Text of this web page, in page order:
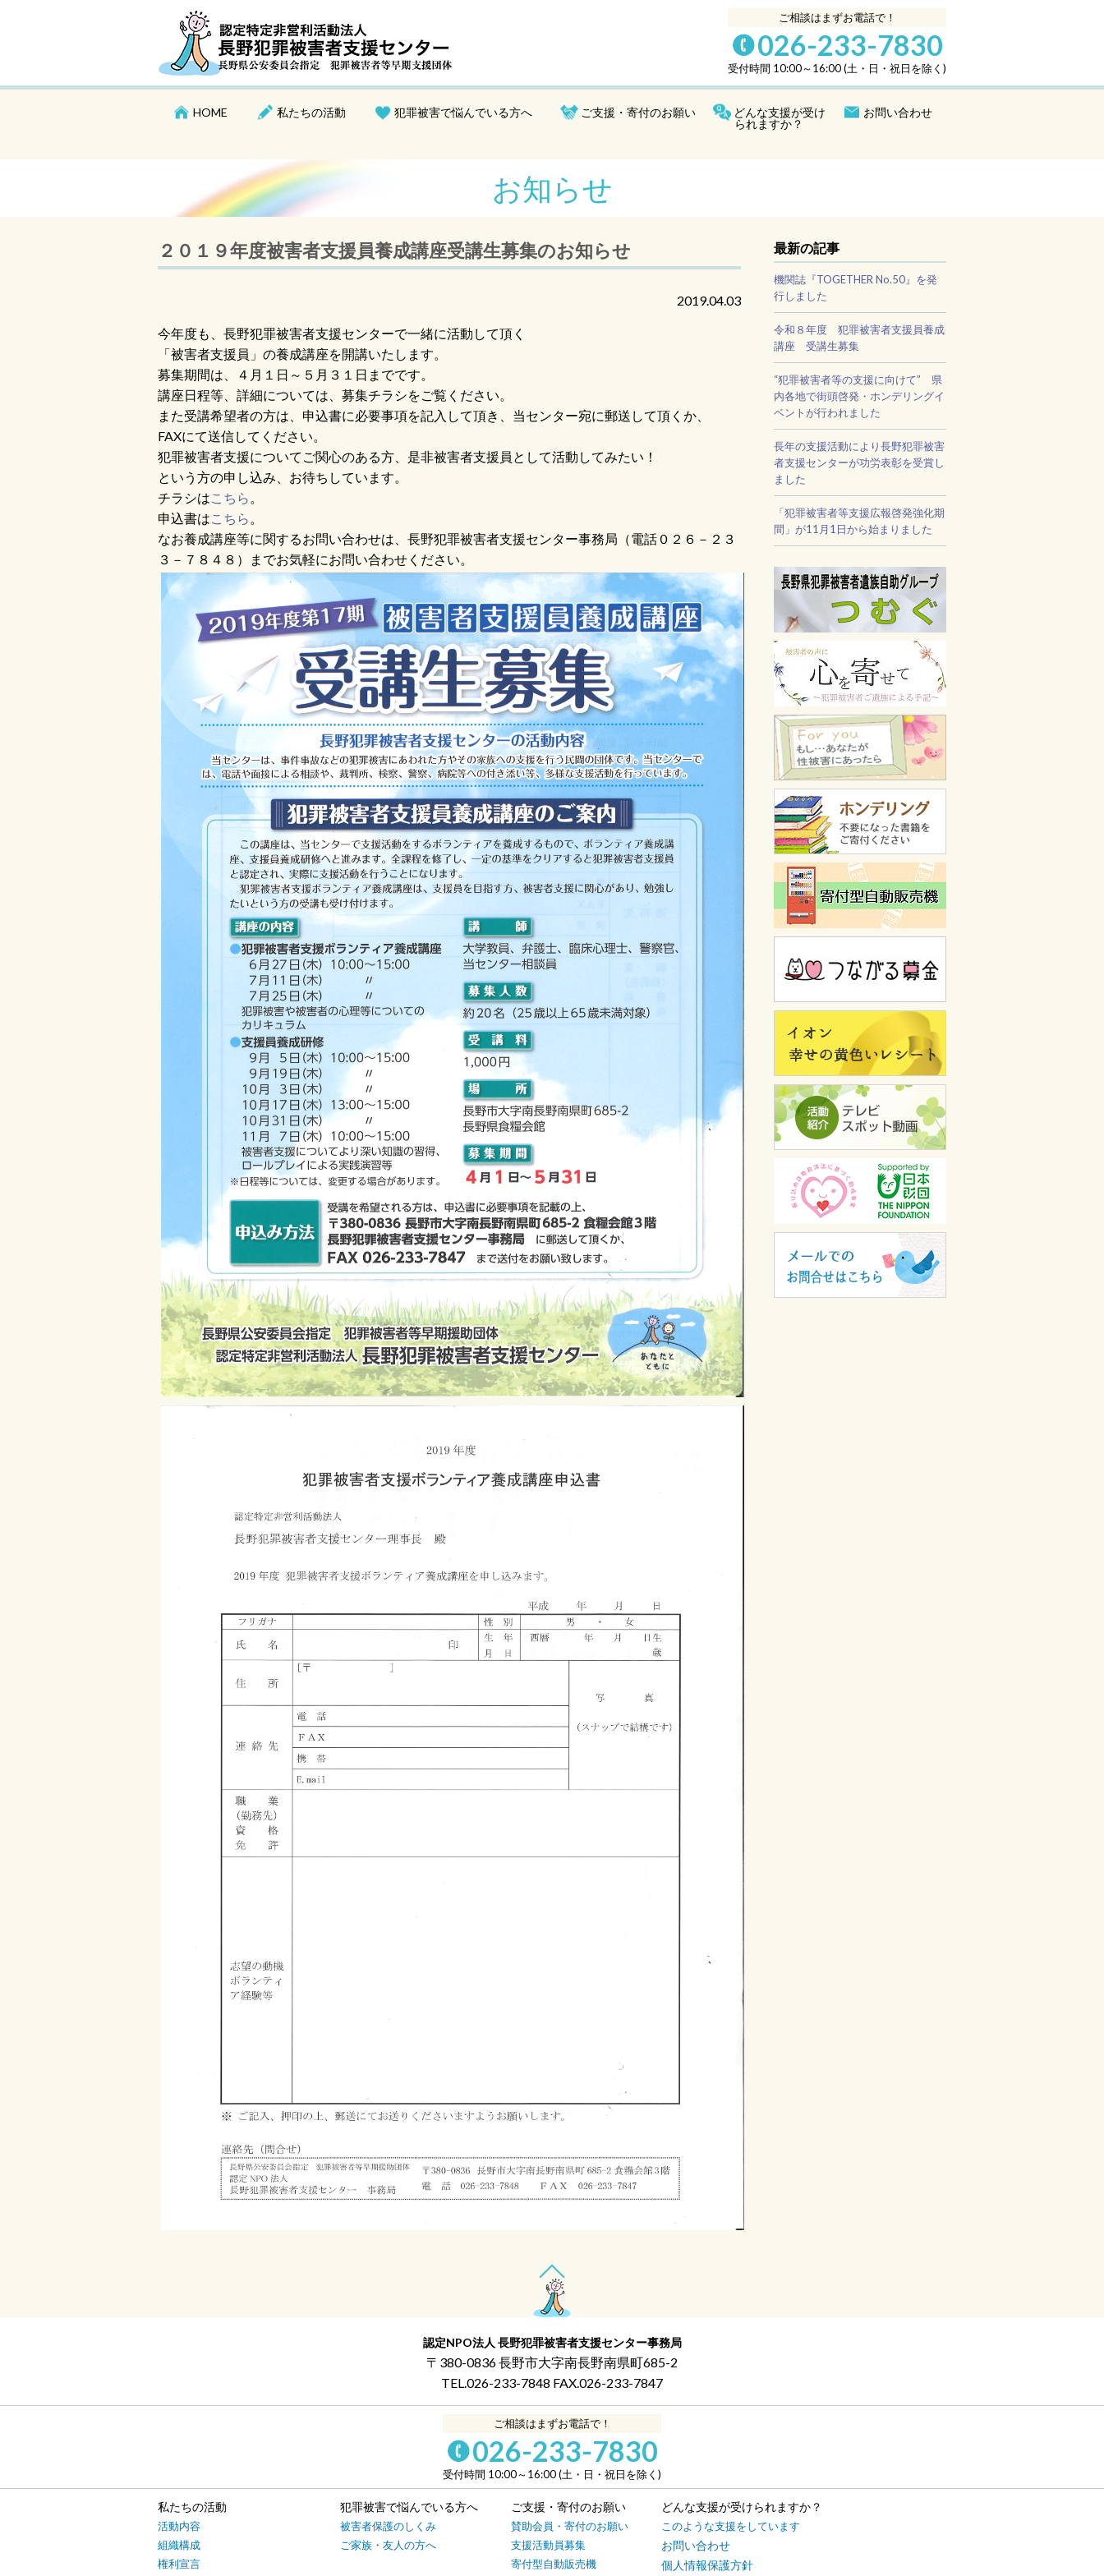
ご相談はまずお電話で！
026-233-7830
受付時間 10:00～16:00 (土・日・祝日を除く)
HOME 私たちの活動 犯罪被害で悩んでいる方へ ご支援・寄付のお願い
どんな支援が受け
られますか？
お問い合わせ
お知らせ
２０１９年度被害者支援員養成講座受講生募集のお知らせ
2019.04.03
今年度も、長野犯罪被害者支援センターで一緒に活動して頂く
「被害者支援員」の養成講座を開講いたします。
募集期間は、４月１日～５月３１日までです。
講座日程等、詳細については、募集チラシをご覧ください。
また受講希望者の方は、申込書に必要事項を記入して頂き、当センター宛に郵送して頂くか、
FAXにて送信してください。
犯罪被害者支援についてご関心のある方、是非被害者支援員として活動してみたい！
という方の申し込み、お待ちしています。
チラシはこちら 。
申込書はこちら 。
なお養成講座等に関するお問い合わせは、長野犯罪被害者支援センター事務局（電話０２６－２３
３－７８４８）までお気軽にお問い合わせください。
最新の記事
機関誌『TOGETHER No.50』を発
行しました
令和８年度 犯罪被害者支援員養成
講座 受講生募集
“犯罪被害者等の支援に向けて” 県
内各地で街頭啓発・ホンデリングイ
ベントが行われました
長年の支援活動により長野犯罪被害
者支援センターが功労表彰を受賞し
ました
「犯罪被害者等支援広報啓発強化期
間」が11月1日から始まりました
認定NPO法人 長野犯罪被害者支援センター事務局
〒380-0836 長野市大字南長野南県町685-2
TEL.026-233-7848 FAX.026-233-7847
ご相談はまずお電話で！
026-233-7830
受付時間 10:00～16:00 (土・日・祝日を除く)
私たちの活動
活動内容
組織構成
権利宣言
犯罪被害で悩んでいる方へ
被害者保護のしくみ
ご家族・友人の方へ
ご支援・寄付のお願い
賛助会員・寄付のお願い
支援活動員募集
寄付型自動販売機
どんな支援が受けられますか？
このような支援をしています
お問い合わせ
個人情報保護方針